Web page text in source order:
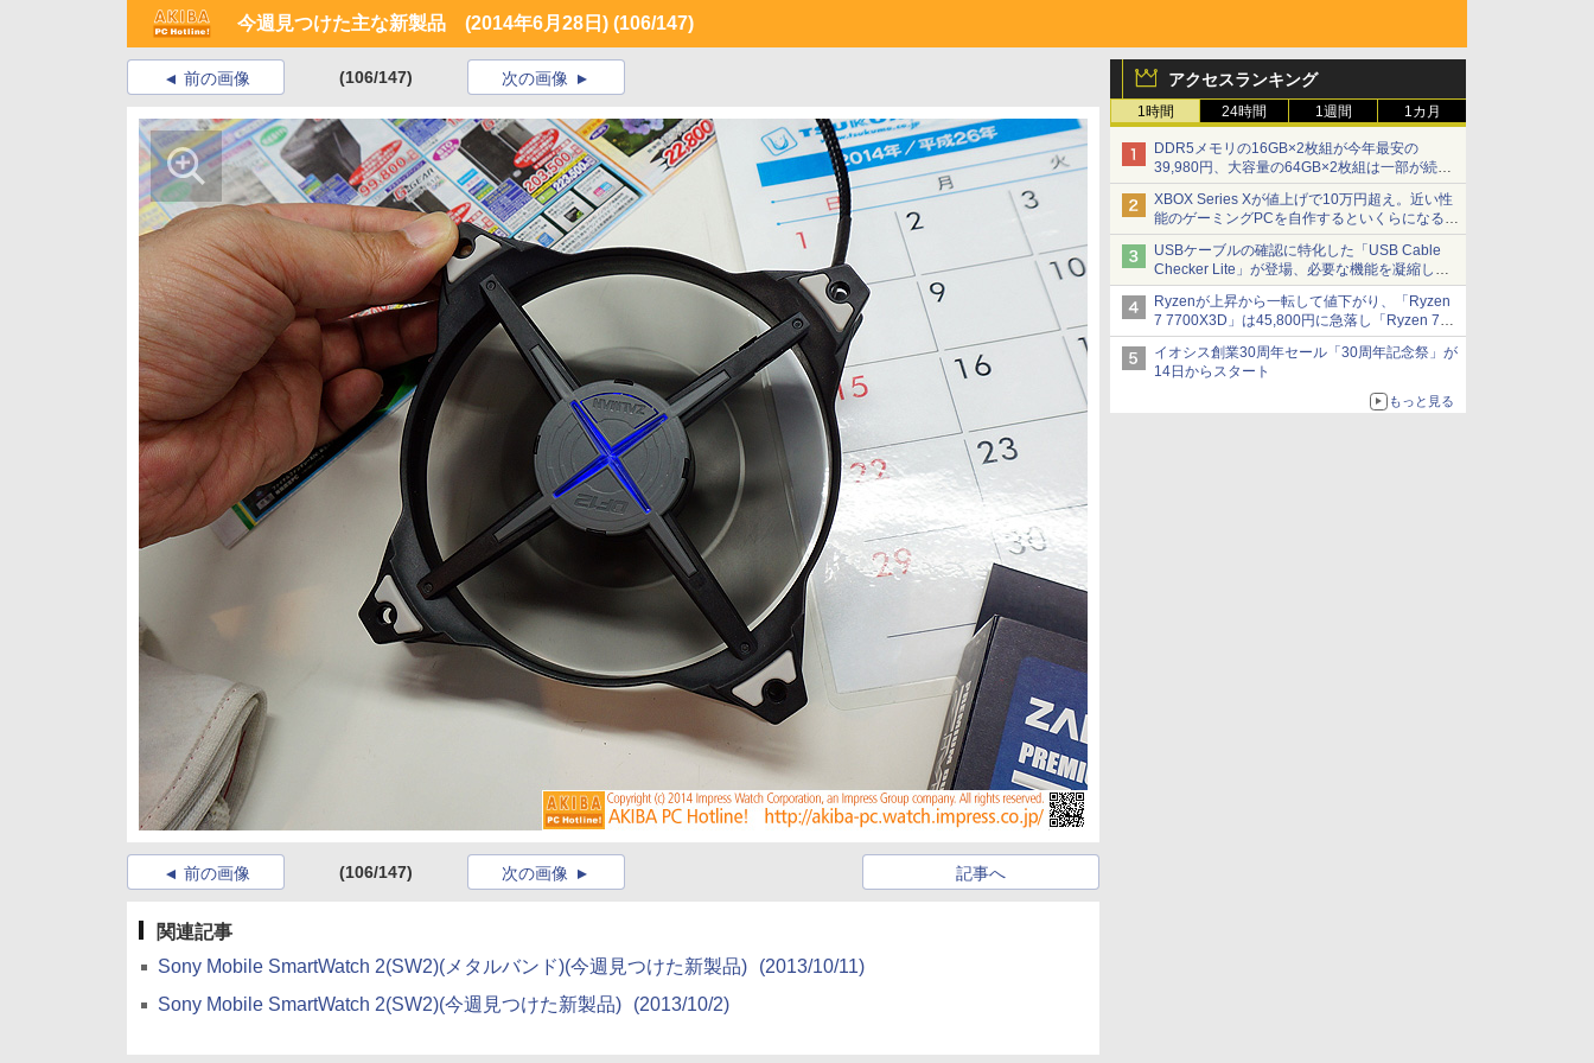
今週見つけた主な新製品 (2014年6月28日) (106/147)
アクセスランキング
1時間 24時間 1週間 1カ月
DDR5メモリの16GB×2枚組が今年最安の
39,980円、大容量の64GB×2枚組は一部が続騰
[8月前半のメモリ価格]
XBOX Series Xが値上げで10万円超え。近い性
能のゲーミングPCを自作するといくらになる？
【石田賀津男の『酒の肴にPCゲーム』】
USBケーブルの確認に特化した「USB Cable
Checker Lite」が登場、必要な機能を凝縮しコ
ンパクトに 7日発売
Ryzenが上昇から一転して値下がり、「Ryzen
7 7700X3D」は45,800円に急落し「Ryzen 7
7800X3D」との価格逆転解消 [8月前半のCPU
価格]
イオシス創業30周年セール「30周年記念祭」が
14日からスタート
もっと見る
前の画像 (106/147) 次の画像
前の画像 (106/147) 記事へ
次の画像
関連記事
Sony Mobile SmartWatch 2(SW2)(メタルバンド)(今週見つけた新製品)
(2013/10/11)
Sony Mobile SmartWatch 2(SW2)(今週見つけた新製品)
(2013/10/2)